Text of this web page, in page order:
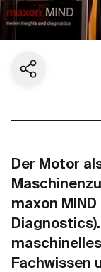
Aktuelle Seite
Der Motor
maxon
Fachwissen